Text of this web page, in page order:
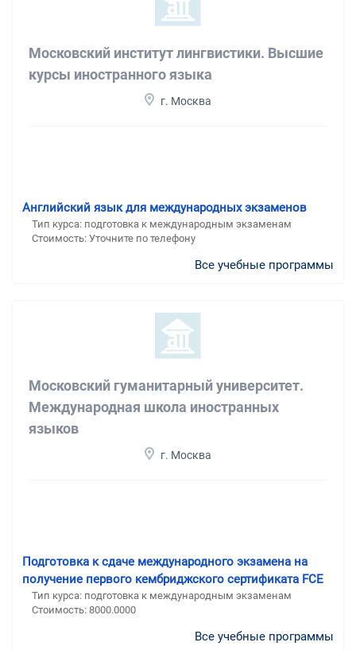
Московский институт лингвистики. Высшие
курсы иностранного языка
г. Москва
Английский язык для международных экзаменов
Тип курса: подготовка к международным экзаменам
Стоимость: Уточните по телефону
Все учебные программы
Московский гуманитарный университет.
Международная школа иностранных
языков
г. Москва
Подготовка к сдаче международного экзамена на
получение первого кембриджского сертификата FCE
Тип курса: подготовка к международным экзаменам
Стоимость: 8000.0000
Все учебные программы